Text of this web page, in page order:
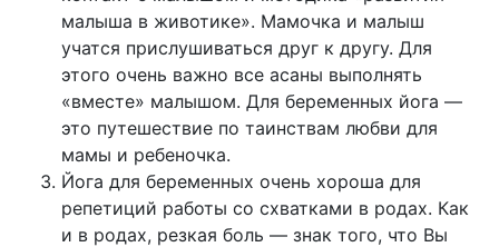
малыша в животике». Мамочка и малыш
учатся прислушиваться друг к другу. Для
этого очень важно все асаны выполнять
«вместе» малышом. Для беременных йога —
это путешествие по таинствам любви для
мамы и ребеночка.
Йога для беременных очень хороша для
репетиций работы со схватками в родах. Как
и в родах, резкая боль — знак того, что Вы